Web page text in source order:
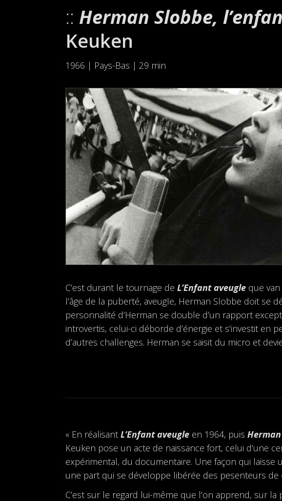
Herman Slobbe,
Keuken
1966 | Pays-Bas | 29 min
C’est durant le tournage deL’Enfant aveugle que
l’âge de la puberté, aveugle, Herman Slobbe doit se
personnalité d’Herman se double d’un rapport
introvertis, celui-ci déborde d’énergie et s’investit
d’autres challenges. Herman se saisit du micro et
« En réalisantL’Enfant aveugle en 1964, puis
Keuken pose un acte de naissance fort, celui d’une
expérimental, du documentaire. Une façon qui laisse
une part qui se développe libérée des pesenteurs de
C’est sur le regard lui-même que l’on apprend, sur